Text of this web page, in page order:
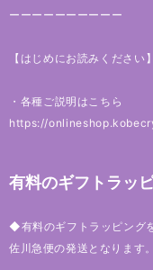
ーーーーーーーーーー
【はじめにお読みください】
・各種ご説明はこちら
https://
有料のギフトラッ
◆有料のギフトラッピング
佐川急便の発送となります。